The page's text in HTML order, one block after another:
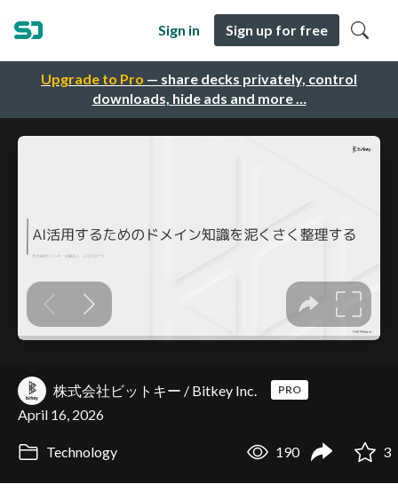
Upgrade to Pro — share decks privately, control
downloads, hide ads and more …
Sign in Sign up for free
株式会社ビットキー / Bitkey Inc. PRO
April 16, 2026
Technology 190 3